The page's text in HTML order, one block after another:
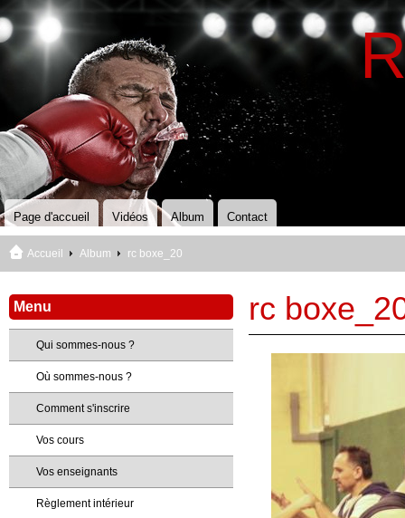
Page d'accueil Vidéos Album Contact
Accueil Album rc boxe_20
rc
Menu
Qui sommes-nous ?
Où sommes-nous ?
Comment s'inscrire
Vos cours
Vos enseignants
Règlement intérieur